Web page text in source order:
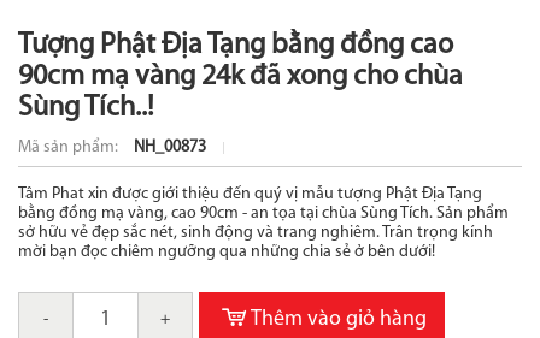
Tượng Phật Địa Tạng bằng đồng cao
90cm mạ vàng 24k đã xong cho chùa
Sùng Tích..!
Mã sản phẩm: NH_00873
Tâm Phat xin được giới thiệu đến quý vị mẫu tượng Phật Địa Tạng
bằng đồng mạ vàng, cao 90cm - an tọa tại chùa Sùng Tích. Sản phẩm
sở hữu vẻ đẹp sắc nét, sinh động và trang nghiêm. Trân trọng kính
mời bạn đọc chiêm ngưỡng qua những chia sẻ ở bên dưới!
- + Thêm vào giỏ hàng